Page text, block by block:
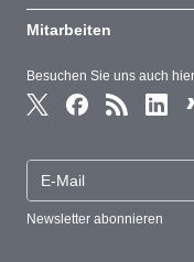
Besuchen Sie uns auch hier
Newsletter abonnieren
Mitarbeiten